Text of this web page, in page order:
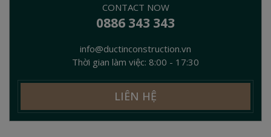
CONTACT NOW
0886 343 343
info@ductinconstruction.vn
Thời gian làm việc: 8:00 - 17:30
LIÊN HỆ